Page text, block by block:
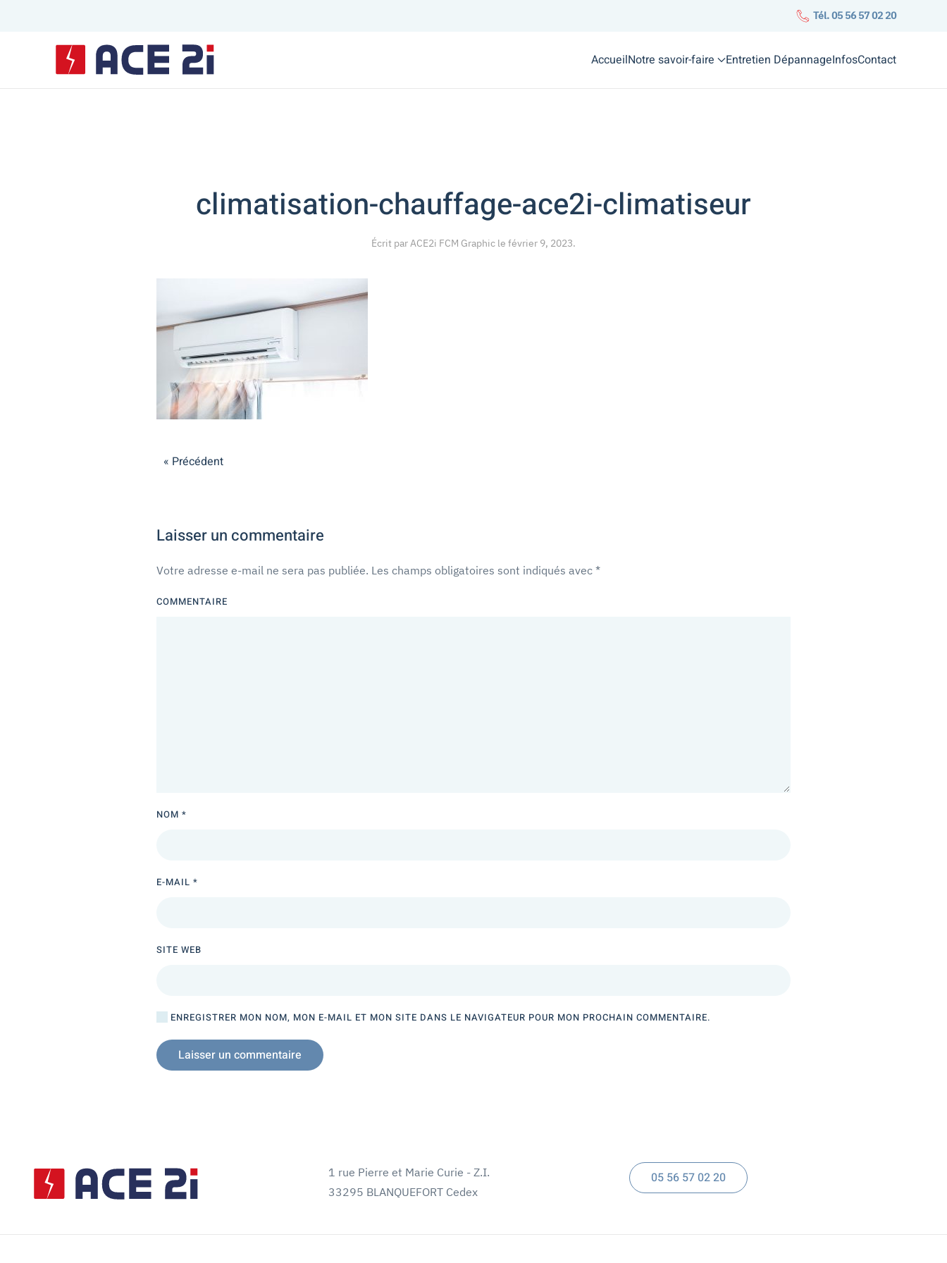
Tél. 05 56 57 02 20
AccueilNotre savoir-faire Entretien DépannageInfosContact
climatisation-chauffage-ace2i-climatiseur
Écrit parACE2i FCM Graphic le février 9, 2023.
« Précédent
Laisser un commentaire
Votre adresse e-mail ne sera pas publiée. Les champs obligatoires sont indiqués avec *
COMMENTAIRE
NOM *
E-MAIL *
SITE WEB
ENREGISTRER MON NOM, MON E-MAIL ET MON SITE DANS LE NAVIGATEUR POUR MON PROCHAIN COMMENTAIRE.
Laisser un commentaire
1 rue Pierre et Marie Curie - Z.I.
33295 BLANQUEFORT Cedex
05 56 57 02 20